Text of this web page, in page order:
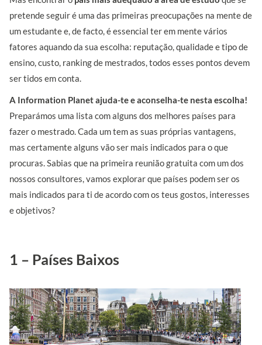
pretende seguir é uma das primeiras preocupações na mente de
um estudante e, de facto, é essencial ter em mente vários
fatores aquando da sua escolha: reputação, qualidade e tipo de
ensino, custo, ranking de mestrados, todos esses pontos devem
ser tidos em conta.
A Information Planet ajuda-te e aconselha-te nesta escolha!
Preparámos uma lista com alguns dos melhores países para
fazer o mestrado. Cada um tem as suas próprias vantagens,
mas certamente alguns vão ser mais indicados para o que
procuras. Sabias que na primeira reunião gratuita com um dos
nossos consultores, vamos explorar que países podem ser os
mais indicados para ti de acordo com os teus gostos, interesses
e objetivos?
1 – Países Baixos